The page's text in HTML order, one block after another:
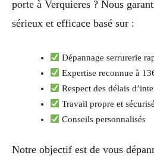
porte à Verquieres ? Nous
sérieux et efficace basé sur :
Dépannage serrurerie
Expertise reconnue à
Respect des délais
Travail propre et sécurisé
Conseils personnalisés
Notre objectif est de vous